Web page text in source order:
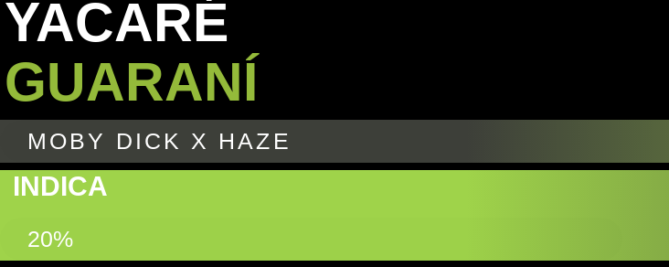
YACARÉ
GUARANÍ
MOBY DICK X HAZE
INDICA
20%